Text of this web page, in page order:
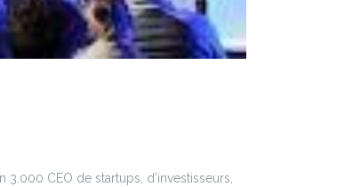
CEO de startups, d’investisseurs,